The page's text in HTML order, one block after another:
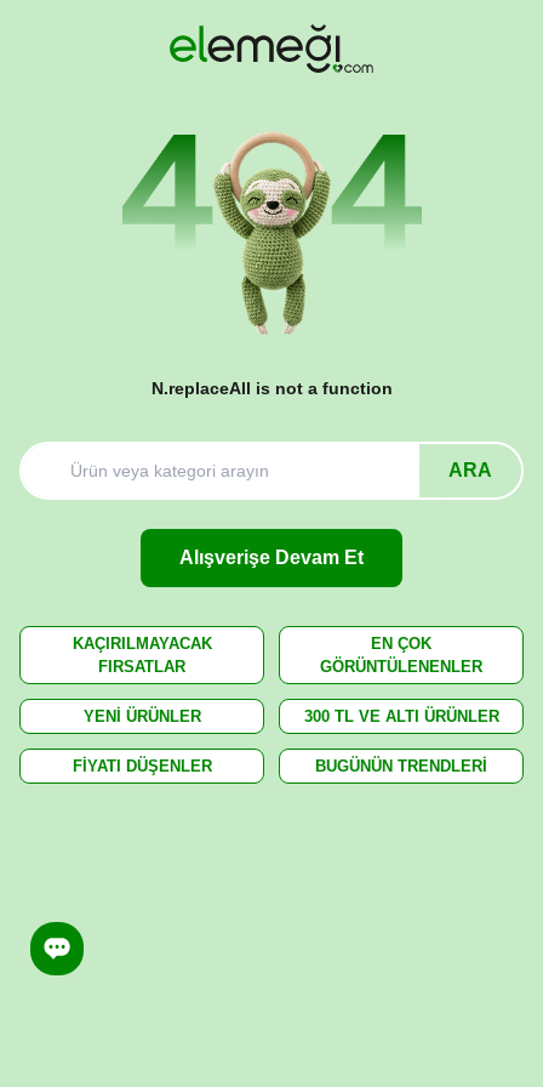
N.replaceAll is not a function
ARA
Alışverişe Devam Et
KAÇIRILMAYACAK
FIRSATLAR
EN ÇOK
GÖRÜNTÜLENENLER
YENİ ÜRÜNLER 300 TL VE ALTI ÜRÜNLER
FİYATI DÜŞENLER BUGÜNÜN TRENDLERİ